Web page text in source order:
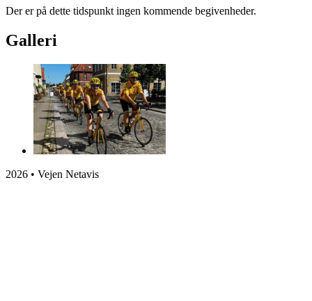
Der er på dette tidspunkt ingen kommende begivenheder.
Galleri
2026 • Vejen Netavis